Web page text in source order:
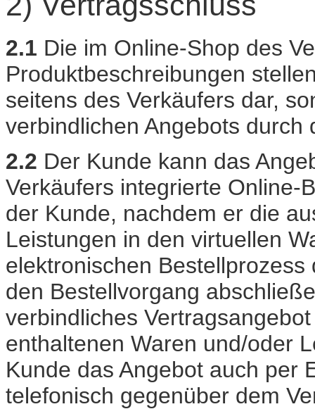
2.1 Die im Online-Shop des
Produktbeschreibungen
seitens des Verkäufers dar,
verbindlichen Angebots durch
2.2 Der Kunde kann das
Verkäufers integrierte Online-
der Kunde, nachdem er die
Leistungen in den virtuellen
elektronischen
den Bestellvorgang
verbindliches
enthaltenen Waren und/oder
Kunde das Angebot auch per
telefonisch gegenüber dem